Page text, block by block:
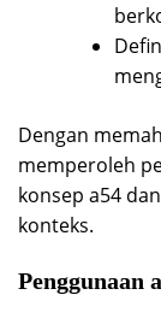
Dengan
memperoleh
konsep a54
konteks.
Penggunaan